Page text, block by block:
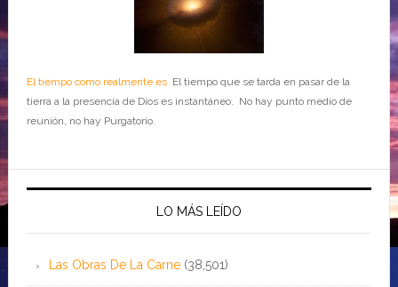
El tiempo como realmente esEl tiempo que se tarda en pasar de la
tierra a la presencia de Dios es instantáneo. No hay punto medio de
reunión, no hay Purgatorio.
LO MÁS LEÍDO
Las Obras De La Carne (38,501)